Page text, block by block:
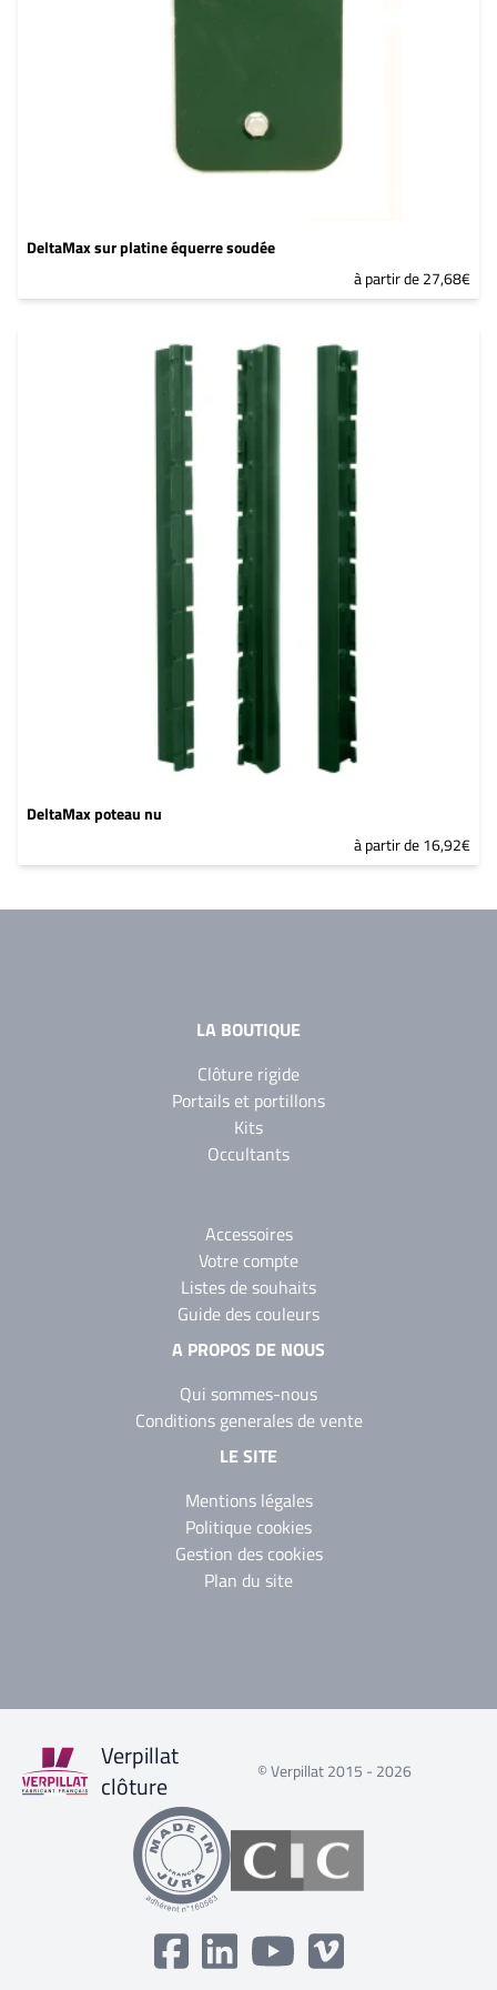
DeltaMax sur platine équerre soudée
à partir de 27,68€
DeltaMax poteau nu
à partir de 16,92€
LA BOUTIQUE
Clôture rigide
Portails et portillons
Kits
Occultants
Accessoires
Votre compte
Listes de souhaits
Guide des couleurs
A PROPOS DE NOUS
Qui sommes-nous
Conditions generales de vente
LE SITE
Mentions légales
Politique cookies
Gestion des cookies
Plan du site
Verpillat
clôture
© Verpillat 2015 - 2026